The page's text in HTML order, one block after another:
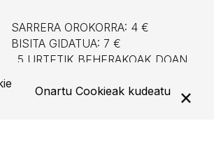
SARRERA OROKORRA: 4 €
BISITA GIDATUA: 7 €
. 5 URTETIK BEHERAKOAK DOAN
DOANOnartu Cookieak kudeatu